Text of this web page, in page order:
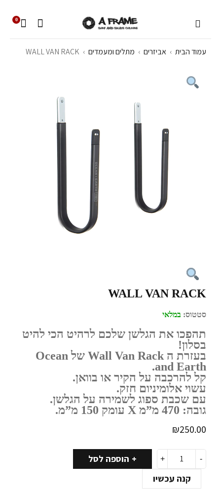
0
עמוד הבית › אביזרים › מתלים ומעמדים ›
WALL VAN RACK
WALL VAN RACK
סטטוס: במלאי
תהפכו את הגלשן שלכם לרהיט הכי להיט
בסלון!
בעזרת ה Wall Van Rack של Ocean
and Earth.
קל להרכבה על הקיר או בוואן.
עשוי אלומיניום חזק.
עם שכבת ספוג לשמירה על הגלשן.
גובה: 470 מ”מ X עומק 150 מ”מ.
₪250.00
הוספה לסל
קנה עכשיו